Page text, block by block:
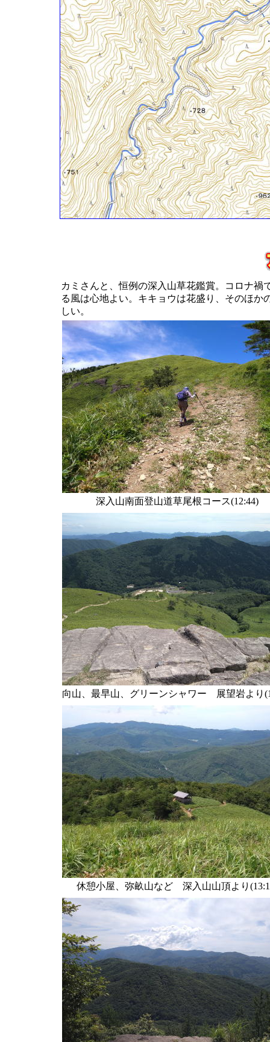
カミさんと、恒例の深入山草花鑑賞。コロナ
る風は心地よい。キキョウは花盛り、そのほ
しい。
深入山南面登山道草尾根コース(12:44)
向山、最早山、グリーンシャワー 展望岩より
休憩小屋、弥畝山など 深入山山頂より